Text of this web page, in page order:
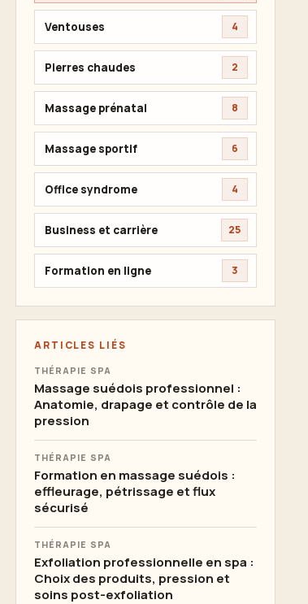
Ventouses 4
Pierres chaudes 2
Massage prénatal 8
Massage sportif 6
Office syndrome 4
Business et carrière 25
Formation en ligne 3
ARTICLES LIÉS
THÉRAPIE SPA
Massage suédois professionnel :
Anatomie, drapage et contrôle de la
pression
THÉRAPIE SPA
Formation en massage suédois :
effleurage, pétrissage et flux
sécurisé
THÉRAPIE SPA
Exfoliation professionnelle en spa :
Choix des produits, pression et
soins post-exfoliation